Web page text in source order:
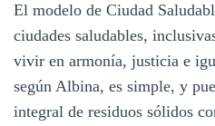
El modelo de Ciudad
ciudades saludables,
vivir en armonía, justicia e
según Albina, es simple, y
integral de residuos sólidos